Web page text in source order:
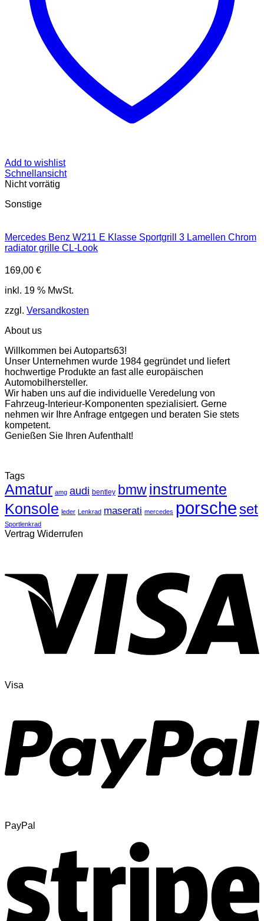
Add to wishlist
Schnellansicht
Nicht vorrätig
Sonstige
Mercedes Benz W211 E Klasse Sportgrill 3 Lamellen Chrom
radiator grille CL-Look
169,00 €
inkl. 19 % MwSt.
zzgl. Versandkosten
About us
Willkommen bei Autoparts63!
Unser Unternehmen wurde 1984 gegründet und liefert
hochwertige Produkte an fast alle europäischen
Automobilhersteller.
Wir haben uns auf die individuelle Veredelung von
Fahrzeug-Interieur-Komponenten spezialisiert. Gerne
nehmen wir Ihre Anfrage entgegen und beraten Sie stets
kompetent.
Genießen Sie Ihren Aufenthalt!
Tags
Amatur amg audi bentley bmwinstrumente
Konsole leder Lenkrad maserati mercedes porsche set
Sportlenkrad
Vertrag Widerrufen
Visa
PayPal